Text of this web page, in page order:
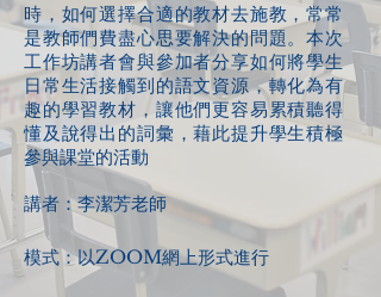
時，如何選擇合適的教材去施教，常常
是教師們費盡心思要解決的問題。本次
工作坊講者會與參加者分享如何將學生
日常生活接觸到的語文資源，轉化為有
趣的學習教材，讓他們更容易累積聽得
懂及說得出的詞彙，藉此提升學生積極
參與課堂的活動
講者：李潔芳老師
模式：以ZOOM網上形式進行